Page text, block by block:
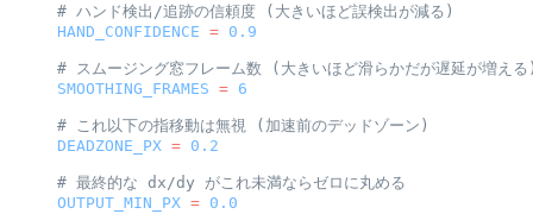
# ハンド検出/追跡の信頼度 (大きいほど誤検出が減る)
HAND_CONFIDENCE = 0.9
# スムージング窓フレーム数 (大きいほど滑らかだが遅延が増え
SMOOTHING_FRAMES = 6
# これ以下の指移動は無視 (加速前のデッドゾーン)
DEADZONE_PX = 0.2
# 最終的な dx/dy がこれ未満ならゼロに丸める
OUTPUT_MIN_PX = 0.0